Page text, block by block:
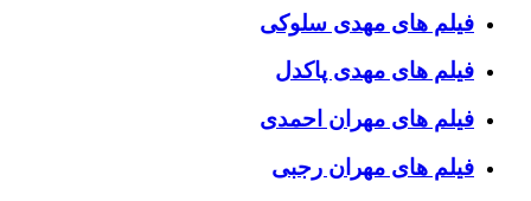
فیلم های مهدی سلوکی
فیلم های مهدی پاکدل
فیلم های مهران احمدی
فیلم های مهران رجبی